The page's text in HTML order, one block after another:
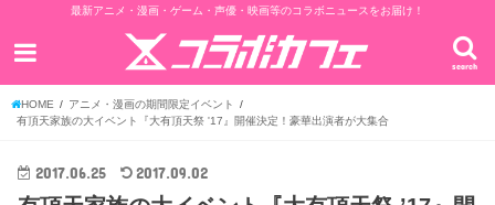
最新アニメ・漫画・ゲーム・声優・映画等のコラボニュースをお届け！
search
HOME
アニメ・漫画の期間限定イベント
有頂天家族の大イベント『大有頂天祭 '17』開催決定！豪華出演者が大集合
2017.06.25 2017.09.02